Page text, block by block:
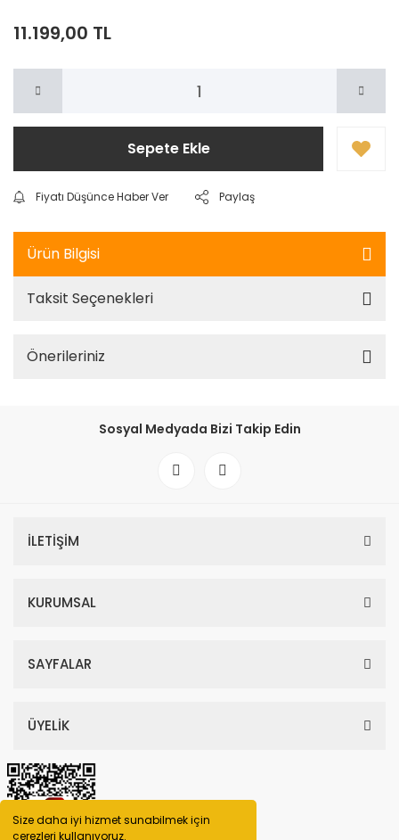
Size daha iyi hizmet sunabilmek için
çerezleri kullanıyoruz.
11.199,00 TL
Sepete Ekle
Fiyatı Düşünce Haber Ver Paylaş
Ürün Bilgisi
Taksit Seçenekleri
Önerileriniz
Sosyal Medyada Bizi Takip Edin
İLETİŞİM
KURUMSAL
SAYFALAR
ÜYELİK